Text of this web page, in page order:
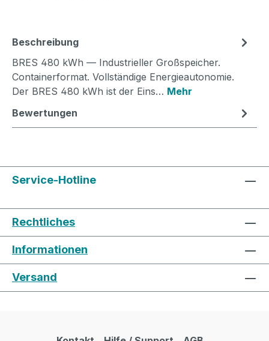
Beschreibung
BRES 480 kWh — Industrieller Großspeicher.
Containerformat. Vollständige Energieautonomie.
Der BRES 480 kWh ist der Eins… Mehr
Bewertungen
Service-Hotline
Rechtliches
Informationen
Versand